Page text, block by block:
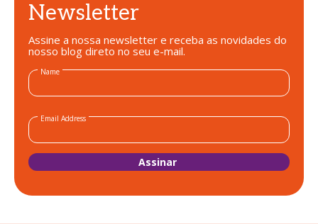
Newsletter
Assine a nossa newsletter e receba as novidades do
nosso blog direto no seu e-mail.
Name
Email Address